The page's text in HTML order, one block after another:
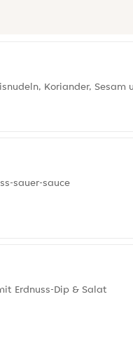
Koriander,
sauer-sauce
Erdnuss-Dip & Salat